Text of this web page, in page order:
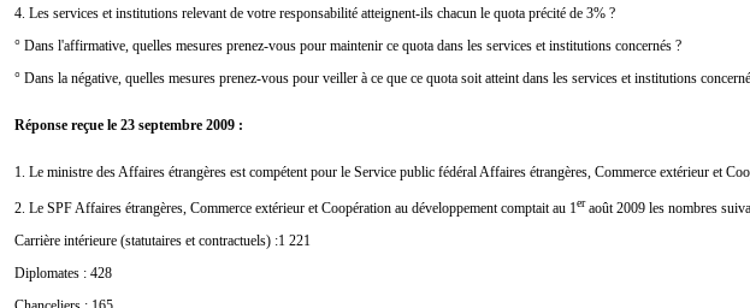
4. Les services et institutions relevant de votre responsabilité atteignent-ils chacun le quota précité de 3% ?
° Dans l'affirmative, quelles mesures prenez-vous pour maintenir ce quota dans les services et institutions concernés ?
° Dans la négative, quelles mesures prenez-vous pour veiller à ce que ce quota soit atteint dans les services et institutions
Réponse reçue le 23 septembre 2009 :
1. Le ministre des Affaires étrangères est compétent pour le Service public fédéral Affaires étrangères, Commerce extérieur et
2. Le SPF Affaires étrangères, Commerce extérieur et Coopération au développement comptait au 1eraoût 2009 les nombres
Carrière intérieure (statutaires et contractuels) :1 221
Diplomates : 428